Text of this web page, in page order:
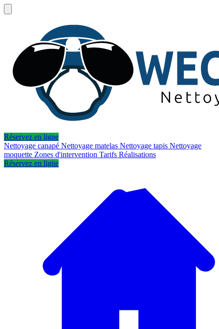
Réservez en ligne
Nettoyage canapé Nettoyage matelas Nettoyage tapis Nettoyage
moquette Zones d'intervention Tarifs Réalisations
Réservez en ligne